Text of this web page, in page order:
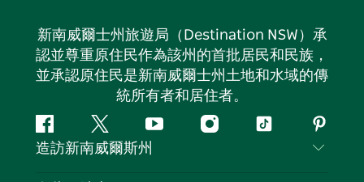
新南威爾士州旅遊局（Destination NSW）承
認並尊重原住民作為該州的首批居民和民族，
並承認原住民是新南威爾士州土地和水域的傳
統所有者和居住者。
Facebook嘰
嘰
Youtube Instagram
抖
造訪新南威爾斯州